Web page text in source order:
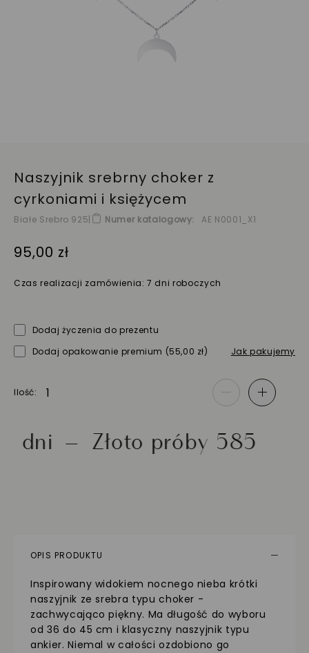
Naszyjnik srebrny choker z
cyrkoniami i księżycem
Białe Srebro 925| Numer katalogowy AE N0001_X1
95,00 zł
Czas realizacji zamówienia: 7 dni roboczych
Dodaj życzenia do prezentu
Dodaj opakowanie premium (55,00 zł) Jak pakujemy
Ilość - +
Złoto próby 585
OPIS PRODUKTU
Inspirowany widokiem nocnego nieba krótki
naszyjnik ze srebra typu choker -
zachwycająco piękny. Ma długość do wyboru
od 36 do 45 cm i klasyczny naszyjnik typu
ankier. Niemal w całości ozdobiono go